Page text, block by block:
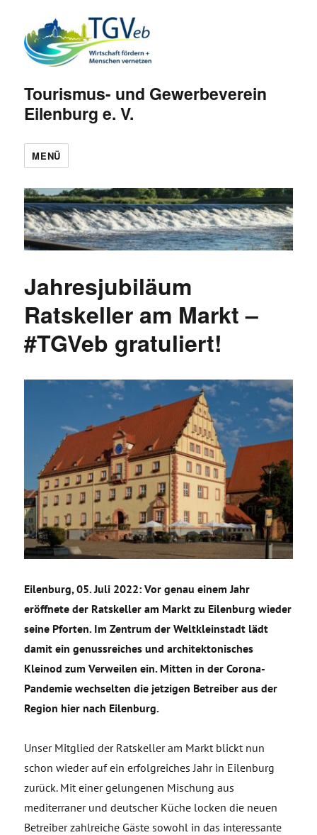
Tourismus- und Gewerbeverein
Eilenburg e. V.
MENÜ
Jahresjubiläum
Ratskeller am Markt –
#TGVeb gratuliert!
Eilenburg, 05. Juli 2022: Vor genau einem Jahr
eröffnete der Ratskeller am Markt zu Eilenburg wieder
seine Pforten. Im Zentrum der Weltkleinstadt lädt
damit ein genussreiches und architektonisches
Kleinod zum Verweilen ein. Mitten in der Corona-
Pandemie wechselten die jetzigen Betreiber aus der
Region hier nach Eilenburg.
Unser Mitglied der Ratskeller am Markt blickt nun
schon wieder auf ein erfolgreiches Jahr in Eilenburg
zurück. Mit einer gelungenen Mischung aus
mediterraner und deutscher Küche locken die neuen
Betreiber zahlreiche Gäste sowohl in das interessante